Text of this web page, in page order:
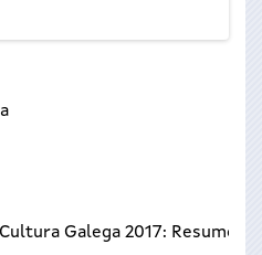
Galega 2017: Resumo